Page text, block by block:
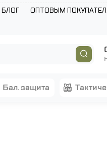
БЛОГ ОПТОВЫМ
бал. защита